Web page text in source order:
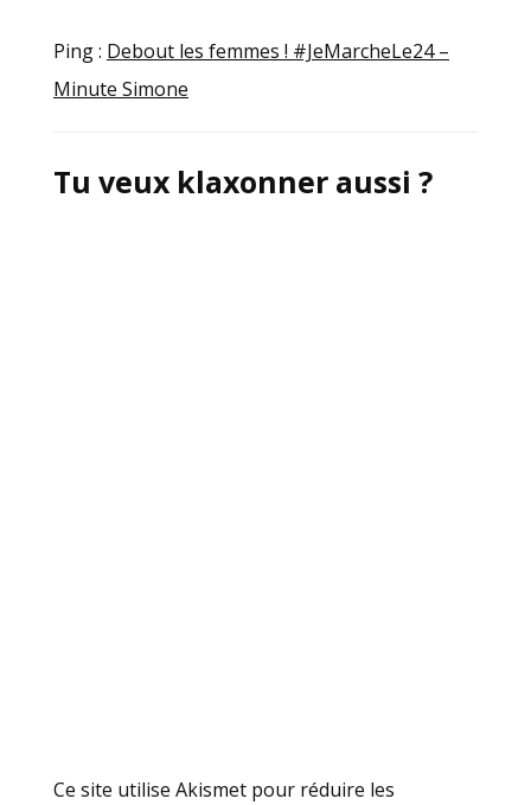
Ping : Debout les femmes ! #JeMarcheLe24 –
Minute Simone
Tu veux klaxonner aussi ?
Ce site utilise Akismet pour réduire les